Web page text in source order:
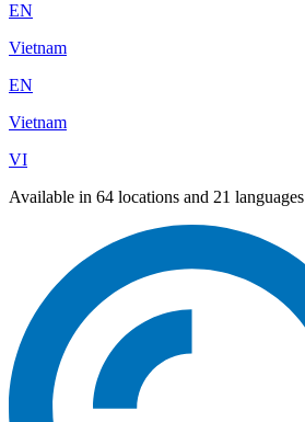
EN
Vietnam
EN
Vietnam
VI
Available in 64 locations and 21 languages